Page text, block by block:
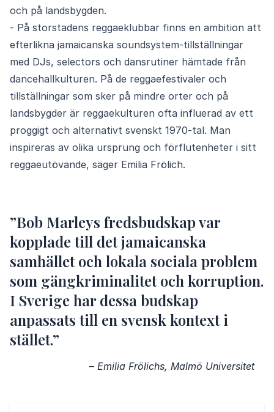
och på landsbygden.
- På storstadens reggaeklubbar finns en ambition att
efterlikna jamaicanska soundsystem-tillställningar
med DJs, selectors och dansrutiner hämtade från
dancehallkulturen. På de reggaefestivaler och
tillställningar som sker på mindre orter och på
landsbygder är reggaekulturen ofta influerad av ett
proggigt och alternativt svenskt 1970-tal. Man
inspireras av olika ursprung och förflutenheter i sitt
reggaeutövande, säger Emilia Frölich.
”Bob Marleys fredsbudskap var
kopplade till det jamaicanska
samhället och lokala sociala problem
som gängkriminalitet och korruption.
I Sverige har dessa budskap
anpassats till en svensk kontext i
stället.”
– Emilia Frölichs, Malmö Universitet